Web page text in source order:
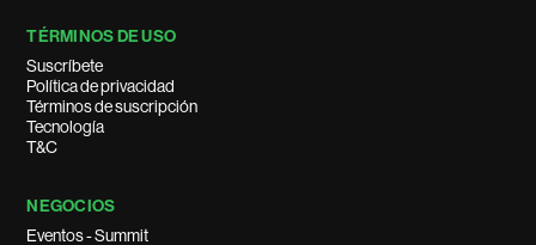
TÉRMINOS DE USO
Suscríbete
Política de privacidad
Términos de suscripción
Tecnología
T&C
NEGOCIOS
Eventos - Summit